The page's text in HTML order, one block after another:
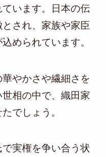
います。日本の伝
され、家族や家臣
められています。
やかさや繊細さを
相の中で、織田家
でしょう。
実権を争い合う状